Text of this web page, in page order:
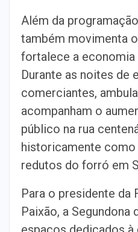
Além da
também movimenta
fortalece a economia
Durante as noites de
comerciantes,
acompanham o
público na rua
historicamente
redutos do forró em
Para o presidente da
Paixão, a Segundona